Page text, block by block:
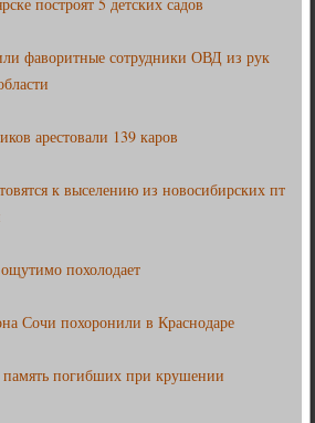
фаворитные сотрудники ОВД из рук
арестовали 139 каров
к выселению из новосибирских пт
похолодает
Сочи похоронили в Краснодаре
погибших при крушении